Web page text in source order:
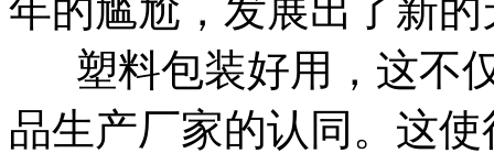
年的尴尬，发展出了新的
塑料包装好用，这不
品生产厂家的认同。这